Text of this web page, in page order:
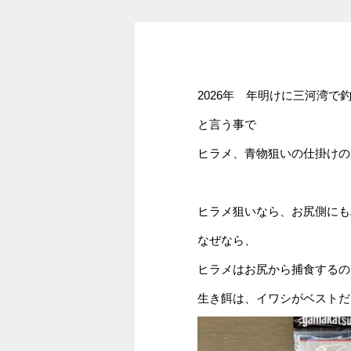
2026年 年明けに三河湾で
と言う事で
ヒラメ、青物狙いの仕掛け
ヒラメ狙いなら、お尻側に
なぜなら、
ヒラメはお尻から捕食する
生き餌は、イワシがベスト